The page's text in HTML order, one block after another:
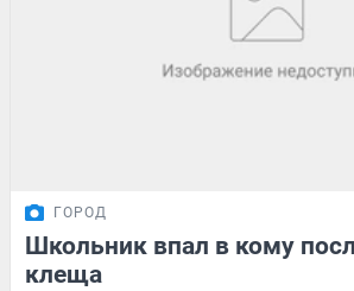
ГОРОД
Школьник впал в кому
клеща